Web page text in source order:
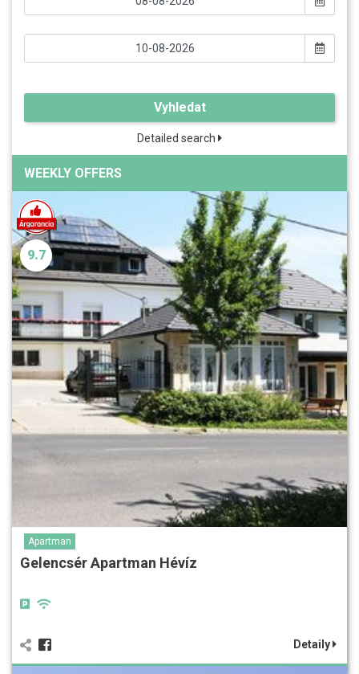
Vyhledat
Detailed search
WEEKLY OFFERS
9.7
Apartman
Gelencsér Apartman Hévíz
Detaily